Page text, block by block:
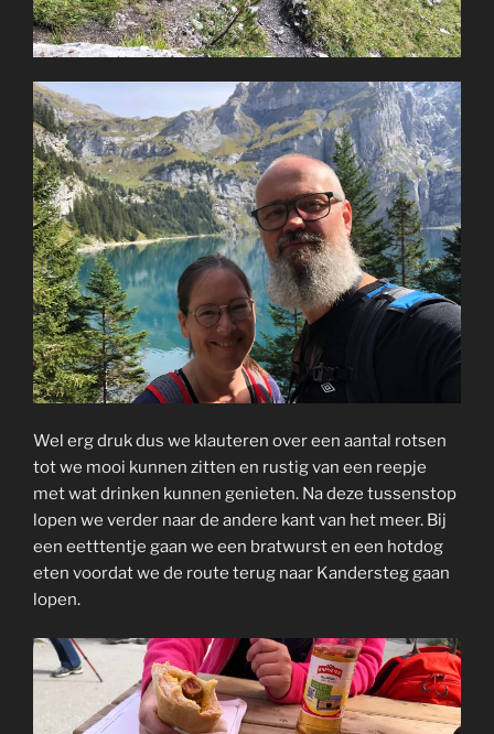
Wel erg druk dus we klauteren over een aantal rotsen
tot we mooi kunnen zitten en rustig van een reepje
met wat drinken kunnen genieten. Na deze tussenstop
lopen we verder naar de andere kant van het meer. Bij
een eetttentje gaan we een bratwurst en een hotdog
eten voordat we de route terug naar Kandersteg gaan
lopen.